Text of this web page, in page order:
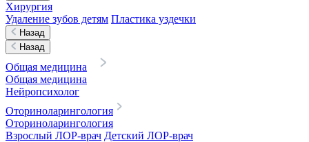
Хирургия
Удаление зубов детям Пластика уздечки
Назад
Назад
Общая медицина
Общая медицина
Нейропсихолог
Оториноларингология
Оториноларингология
Взрослый ЛОР-врач Детский ЛОР-врач